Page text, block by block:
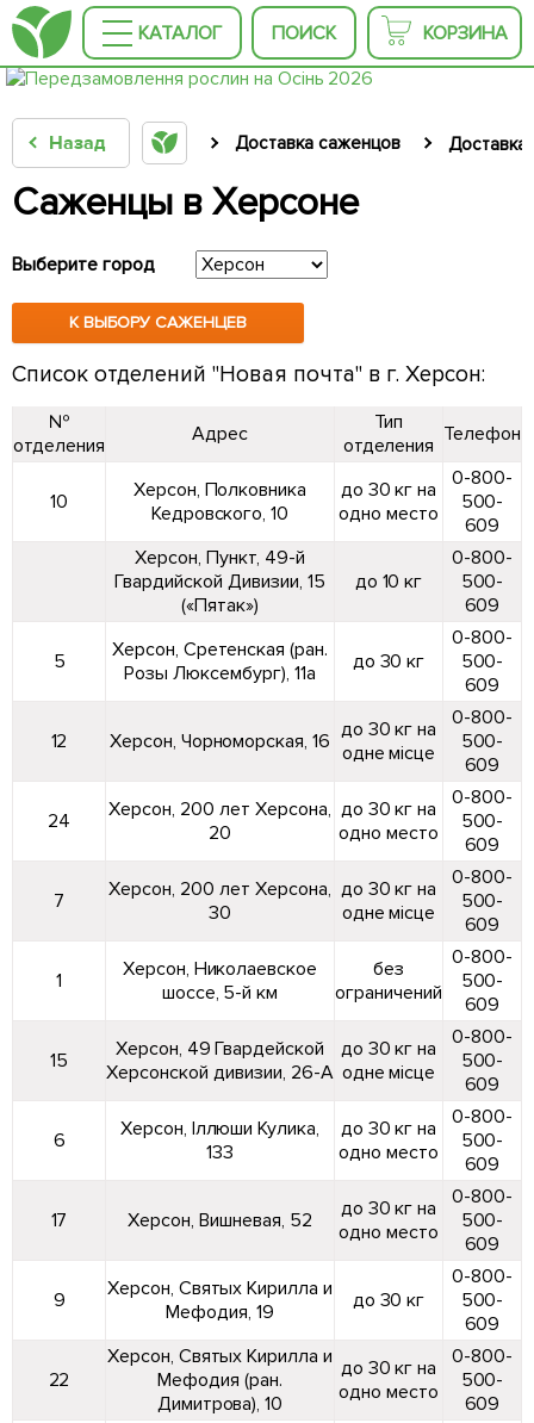
КАТАЛОГ ПОИСК КОРЗИНА
Назад Доставка саженцов Доставка
Саженцы в Херсоне
Выберите город
К ВЫБОРУ САЖЕНЦЕВ
Cписок отделений "Новая почта" в г. Херсон:
№
отделения
Адрес
Тип
отделения Телефон
10
Херсон, Полковника
Кедровского, 10
до 30 кг на
одно место
0-800-
500-
609
Херсон, Пункт, 49-й
Гвардийской Дивизии, 15
(«Пятак»)
до 10 кг
0-800-
500-
609
5
Херсон, Сретенская (ран.
Розы Люксембург), 11а
до 30 кг
0-800-
500-
609
12 Херсон, Чорноморская, 16 до 30 кг на
одне місце
0-800-
500-
609
24
Херсон, 200 лет Херсона,
20
до 30 кг на
одно место
0-800-
500-
609
7
Херсон, 200 лет Херсона,
30
до 30 кг на
одне місце
0-800-
500-
609
1
Херсон, Николаевское
шоссе, 5-й км
без
ограничений
0-800-
500-
609
15
Херсон, 49 Гвардейской
Херсонской дивизии, 26-А
до 30 кг на
одне місце
0-800-
500-
609
6
Херсон, Іллюши Кулика,
133
до 30 кг на
одно место
0-800-
500-
609
17 Херсон, Вишневая, 52
до 30 кг на
одно место
0-800-
500-
609
9
Херсон, Святых Кирилла и
Мефодия, 19
до 30 кг
0-800-
500-
609
22
Херсон, Святых Кирилла и
Мефодия (ран.
Димитрова), 10
до 30 кг на
одно место
0-800-
500-
609